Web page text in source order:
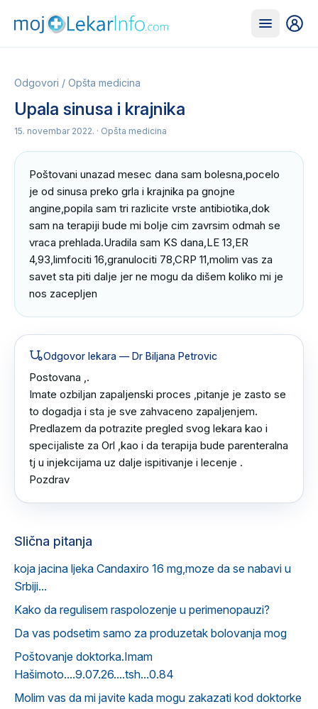
Odgovori / Opšta medicina
Upala sinusa i krajnika
15. novembar 2022. · Opšta medicina
Poštovani unazad mesec dana sam bolesna,pocelo
je od sinusa preko grla i krajnika pa gnojne
angine,popila sam tri razlicite vrste antibiotika,dok
sam na terapiji bude mi bolje cim zavrsim odmah se
vraca prehlada.Uradila sam KS dana,LE 13,ER
4,93,limfociti 16,granulociti 78,CRP 11,molim vas za
savet sta piti dalje jer ne mogu da dišem koliko mi je
nos zacepljen
Odgovor lekara — Dr Biljana Petrovic
Postovana ,.
Imate ozbiljan zapaljenski proces ,pitanje je zasto se
to dogadja i sta je sve zahvaceno zapaljenjem.
Predlazem da potrazite pregled svog lekara kao i
specijaliste za Orl ,kao i da terapija bude parenteralna
tj u injekcijama uz dalje ispitivanje i lecenje .
Pozdrav
Slična pitanja
koja jacina ljeka Candaxiro 16 mg,moze da se nabavi u
Srbiji...
Kako da regulisem raspolozenje u perimenopauzi?
Da vas podsetim samo za produzetak bolovanja mog
Poštovanje doktorka.Imam
Hašimoto....9.07.26....tsh...0.84
Molim vas da mi javite kada mogu zakazati kod doktorke